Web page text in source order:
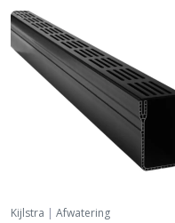
Kijlstra | Afwatering